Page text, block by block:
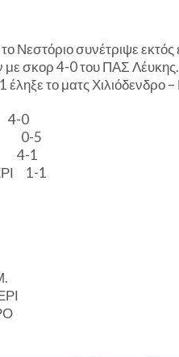
Νεστόριο συνέτριψε
με σκορ 4-0 του ΠΑΣ Λέυκης.
το ματς Χιλιόδενδρο
0
0-5
4-1
1-1